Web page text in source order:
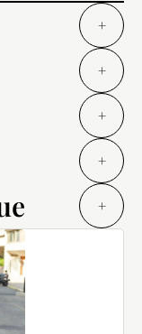
+
+
+
+
+